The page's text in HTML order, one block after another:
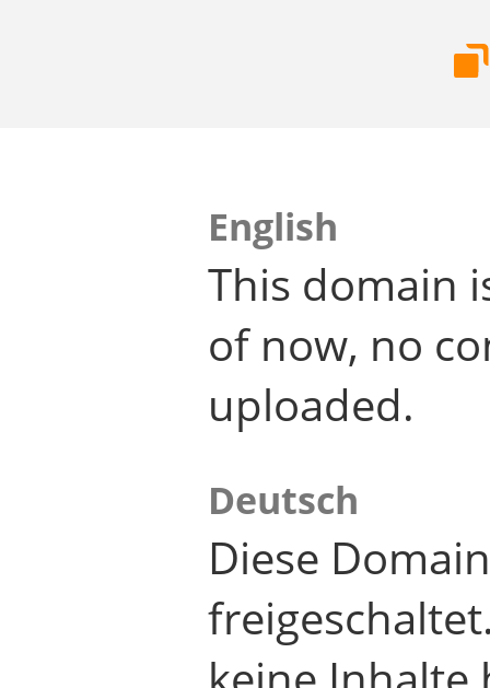
English
This domain
of now, no
uploaded.
Deutsch
Diese